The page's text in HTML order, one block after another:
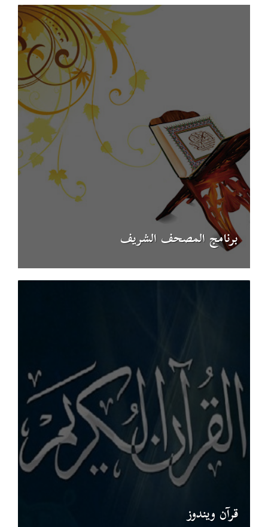
قرآن ويندوز
برنامج المصحف الشريف